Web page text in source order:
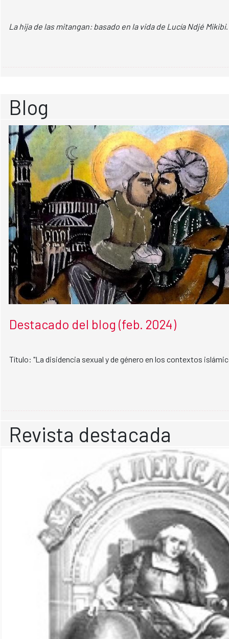
La hija de las mitangan: basado en la vida de Lucía Ndjé Mikibi
Blog
Destacado del blog (feb. 2024)
Título: "La disidencia sexual y de género en los contextos
Revista destacada